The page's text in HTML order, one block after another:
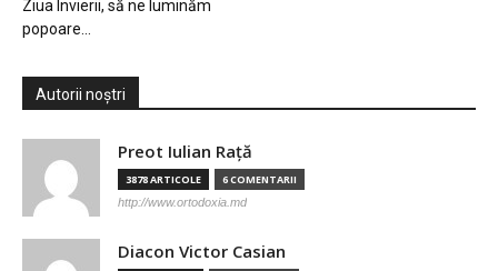
Ziua Învierii, să ne luminăm
popoare…
Autorii noștri
Preot Iulian Raţă
3878 ARTICOLE 6 COMENTARII
http://www.ortodoxia.md
Diacon Victor Casian